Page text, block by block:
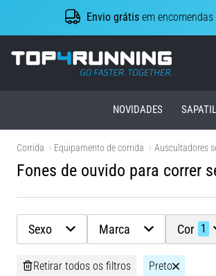
Envio grátis em
NOVIDADES
Corrida Equipamento de corrida Auscultadores
Fones de ouvido para correr
Sexo Marca Cor 1
Retirar todos os filtros Preto